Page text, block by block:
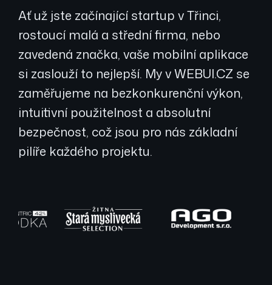
Ať už jste začínající startup v Třinci,
rostoucí malá a střední firma, nebo
zavedená značka, vaše mobilní aplikace
si zaslouží to nejlepší. My v WEBUI.CZ se
zaměřujeme na bezkonkurenční výkon,
intuitivní použitelnost a absolutní
bezpečnost, což jsou pro nás základní
pilíře každého projektu.